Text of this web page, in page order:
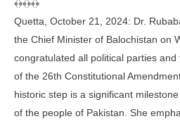
﴾﴿﴾﴿﴾﴿
Quetta, October 21, 2024: Dr.
the Chief Minister of Balochistan on
congratulated all political parties
of the 26th Constitutional
historic step is a significant
of the people of Pakistan. She